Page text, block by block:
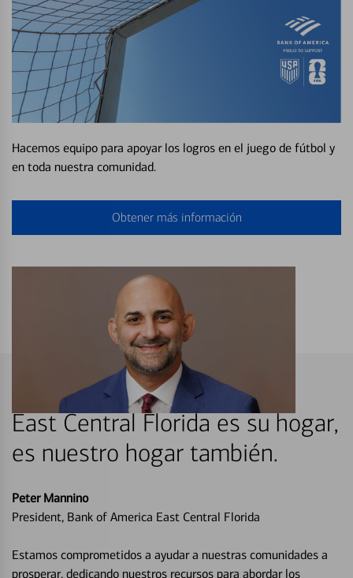
Hacemos equipo para apoyar los logros en el juego de fútbol y
en toda nuestra comunidad.
Obtener más información
East Central Florida es su hogar,
es nuestro hogar también.
Peter Mannino
President, Bank of America East Central Florida
Estamos comprometidos a ayudar a nuestras comunidades a
prosperar, dedicando nuestros recursos para abordar los